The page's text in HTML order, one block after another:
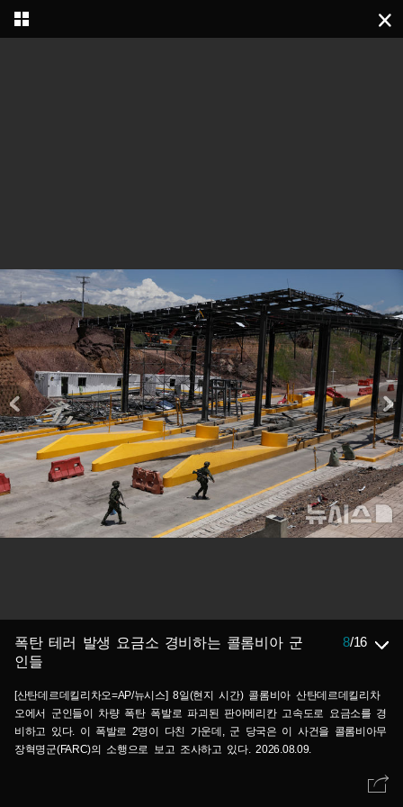
폭탄 테러 발생 요금소 경비하는 콜롬비아 군
인들
8/16
[산탄데르데킬리차오=AP/뉴시스] 8일(현지 시간) 콜롬비아 산탄데르데킬리차
오에서 군인들이 차량 폭탄 폭발로 파괴된 판아메리칸 고속도로 요금소를 경
비하고 있다. 이 폭발로 2명이 다친 가운데, 군 당국은 이 사건을 콜롬비아무
장혁명군(FARC)의 소행으로 보고 조사하고 있다. 2026.08.09.